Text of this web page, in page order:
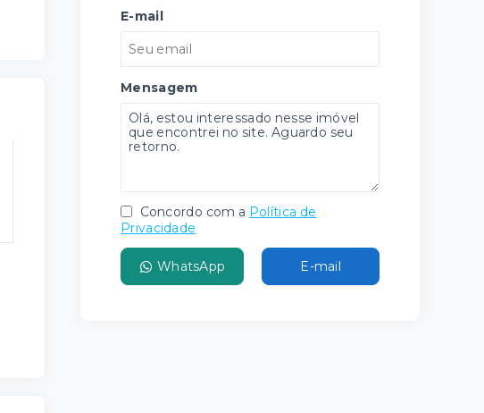
E-mail
Mensagem
Concordo com a Política de
Privacidade
WhatsApp E-mail